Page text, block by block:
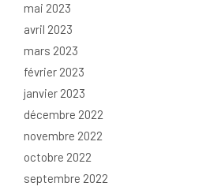
mai 2023
avril 2023
mars 2023
février 2023
janvier 2023
décembre 2022
novembre 2022
octobre 2022
septembre 2022